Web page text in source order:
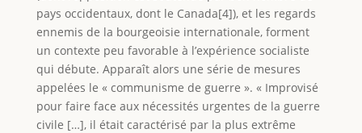
pays occidentaux, dont le Canada[4]), et les regards
ennemis de la bourgeoisie internationale, forment
un contexte peu favorable à l’expérience socialiste
qui débute. Apparaît alors une série de mesures
appelées le « communisme de guerre ». « Improvisé
pour faire face aux nécessités urgentes de la guerre
civile […], il était caractérisé par la plus extrême